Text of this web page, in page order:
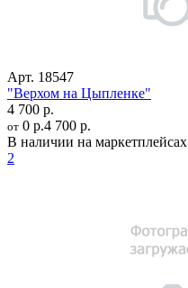
Арт. 18547
"Верхом на Цыпленке"
4 700 р.
от 0 р.4 700 р.
В наличии на маркетплейсах
2